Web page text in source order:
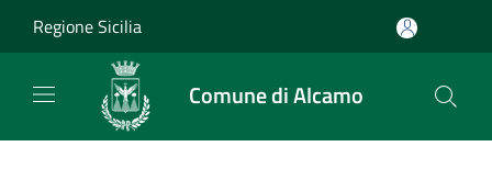
Regione Sicilia
Comune di Alcamo